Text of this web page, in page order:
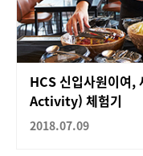
HCS 신입사원이여
Activity) 체험기
2018.07.09